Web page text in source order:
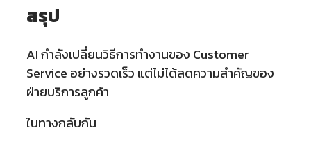
สรุป
AI กำลังเปลี่ยนวิธีการทำงานของ Customer
Service อย่างรวดเร็ว แต่ไม่ได้ลดความสำคัญของ
ฝ่ายบริการลูกค้า
ในทางกลับกัน